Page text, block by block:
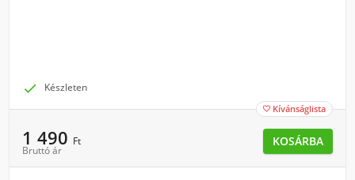
 Készleten
 Kívánságlista
1 490 Ft
Bruttó ár
KOSÁRBA